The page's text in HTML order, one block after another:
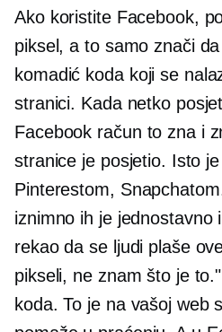
Ako koristite Facebook,
piksel, a to samo znači
komadić koda koji se
stranici. Kada netko
Facebook račun to zna i
stranice je posjetio. Isto
Pinterestom,
iznimno ih je jednostavno
rekao da se ljudi plaše
pikseli, ne znam što je
koda. To je na vašoj web